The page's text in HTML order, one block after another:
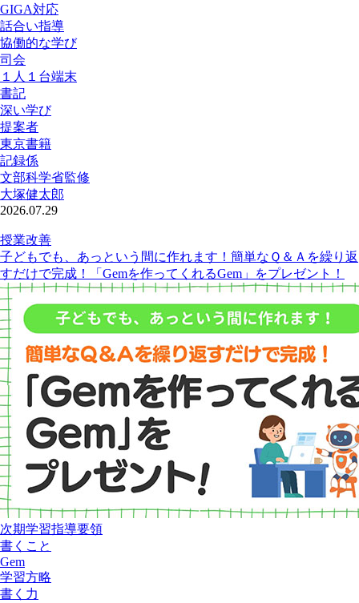
GIGA対応
話合い指導
協働的な学び
司会
１人１台端末
書記
深い学び
提案者
東京書籍
記録係
文部科学省監修
大塚健太郎
2026.07.29
授業改善
子どもでも、あっという間に作れます！簡単なＱ＆Ａを繰り返
すだけで完成！「Gemを作ってくれるGem」をプレゼント！
次期学習指導要領
書くこと
Gem
学習方略
書く力